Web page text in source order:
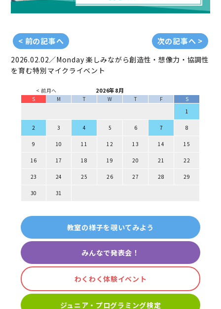
< 前の記事へ 次の記事へ >
2026.02.02／Monday 楽しみながら創造性・想像力・協調性
を育む特別マイクライベント
< 前月へ 2026年8月
S M T W T F
S
1
2 3 4 5 6 7 8
9 10 11 12 13 14 15
16 17 18 19 20 21 22
23 24 25 26 27 28 29
30 31
教室の様子を覗いてみよう
みんなで発表会！
わくわく体験イベント
ジュニア・プログラミング検定